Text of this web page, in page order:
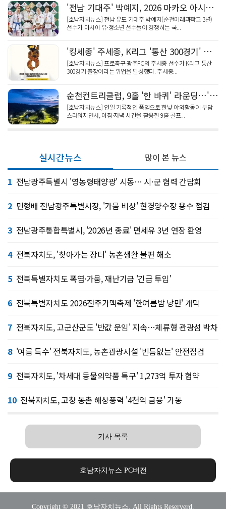
'전남 기대주' 박예지, 2026 마카오 아시아 유·청소년선수권 동메달 '쾌거'
[호남자치뉴스] 전남 유도 기대주 박예지(순천미래과학고 3년)
선수가 아시아 유·청소년 선수들이 경쟁하는 국...
'킹세종' 주세종, K리그 '통산 300경기' 금자탑…기념 MD 출시
[호남자치뉴스] 프로축구 광주FC의 주세종 선수가 K리그 통산
300경기 출장이라는 위업을 달성했다. 주세종...
순천컨트리클럽, 9홀 '한 바퀴' 라운딩…'실속형' 인기
[호남자치뉴스] 연일 기록적인 폭염으로 한낮 야외활동이 부담
스러워지면서, 아침·저녁 시간을 활용한 9홀 골프...
실시간뉴스
1 전남광주특별시 '영농형태양광' 시동… 시·군 협력 간담회
2 민형배 전남광주특별시장, '가뭄 비상' 현경양수장 용수 점검
3 전남광주통합특별시, '2026년 종료' 면세유 3년 연장 환영
4 전북자치도, '찾아가는 장터' 농촌생활 불편 해소
5 전북특별자치도 폭염·가뭄, 재난기금 '긴급 투입'
6 전북특별자치도 2026전주가맥축제 '한여름밤 낭만' 개막
7 전북자치도, 고군산군도 '반값 운임' 지속…체류형 관광섬 박차
8 '여름 특수' 전북자치도, 농촌관광시설 '빈틈없는' 안전점검
9 전북자치도, '차세대 동물의약품 특구' 1,273억 투자 협약
10 전북자치도, 고창 동촌 해상풍력 '4천억 금융' 가동
많이 본 뉴스
기사 목록
호남자치뉴스 PC버전
Copyright © 2021 호남자치뉴스. All Rights Reserverd.